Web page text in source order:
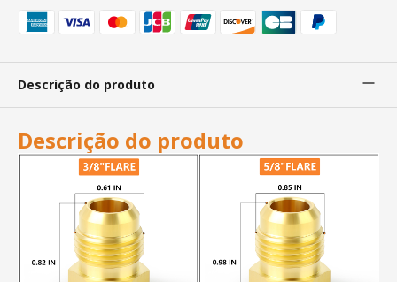
Descrição do produto
Descrição do produto